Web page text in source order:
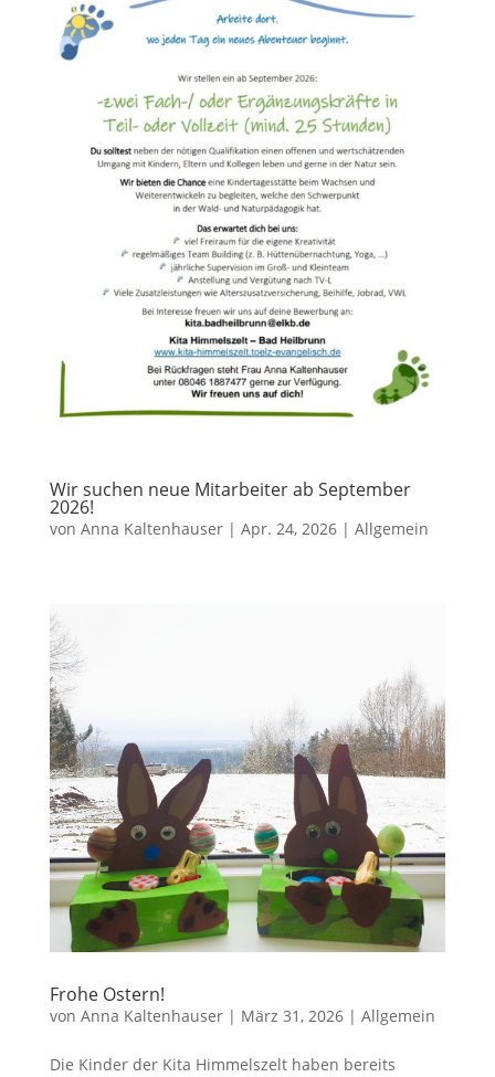
Wir suchen neue Mitarbeiter ab September
2026!
von Anna Kaltenhauser| Apr. 24, 2026| Allgemein
Frohe Ostern!
von Anna Kaltenhauser| März 31, 2026| Allgemein
Die Kinder der Kita Himmelszelt haben bereits